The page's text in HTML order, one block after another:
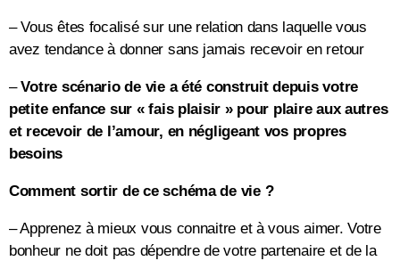
– Vous êtes focalisé sur une relation dans laquelle vous
avez tendance à donner sans jamais recevoir en retour
–Votre scénario de vie a été construit depuis votre
petite enfance sur « fais plaisir » pour plaire aux autres
et recevoir de l’amour, en négligeant vos propres
besoins
Comment sortir de ce schéma de vie ?
– Apprenez à mieux vous connaitre et à vous aimer. Votre
bonheur ne doit pas dépendre de votre partenaire et de la